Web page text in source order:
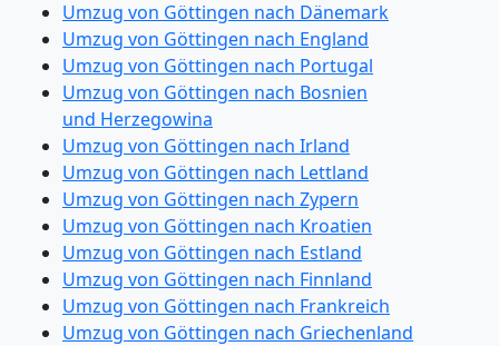
Umzug von Göttingen nach Dänemark
Umzug von Göttingen nach England
Umzug von Göttingen nach Portugal
Umzug von Göttingen nach Bosnien
und Herzegowina
Umzug von Göttingen nach Irland
Umzug von Göttingen nach Lettland
Umzug von Göttingen nach Zypern
Umzug von Göttingen nach Kroatien
Umzug von Göttingen nach Estland
Umzug von Göttingen nach Finnland
Umzug von Göttingen nach Frankreich
Umzug von Göttingen nach Griechenland